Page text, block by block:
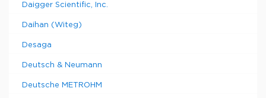
Daigger Scientific, Inc.
Daihan (Witeg)
Desaga
Deutsch & Neumann
Deutsche METROHM